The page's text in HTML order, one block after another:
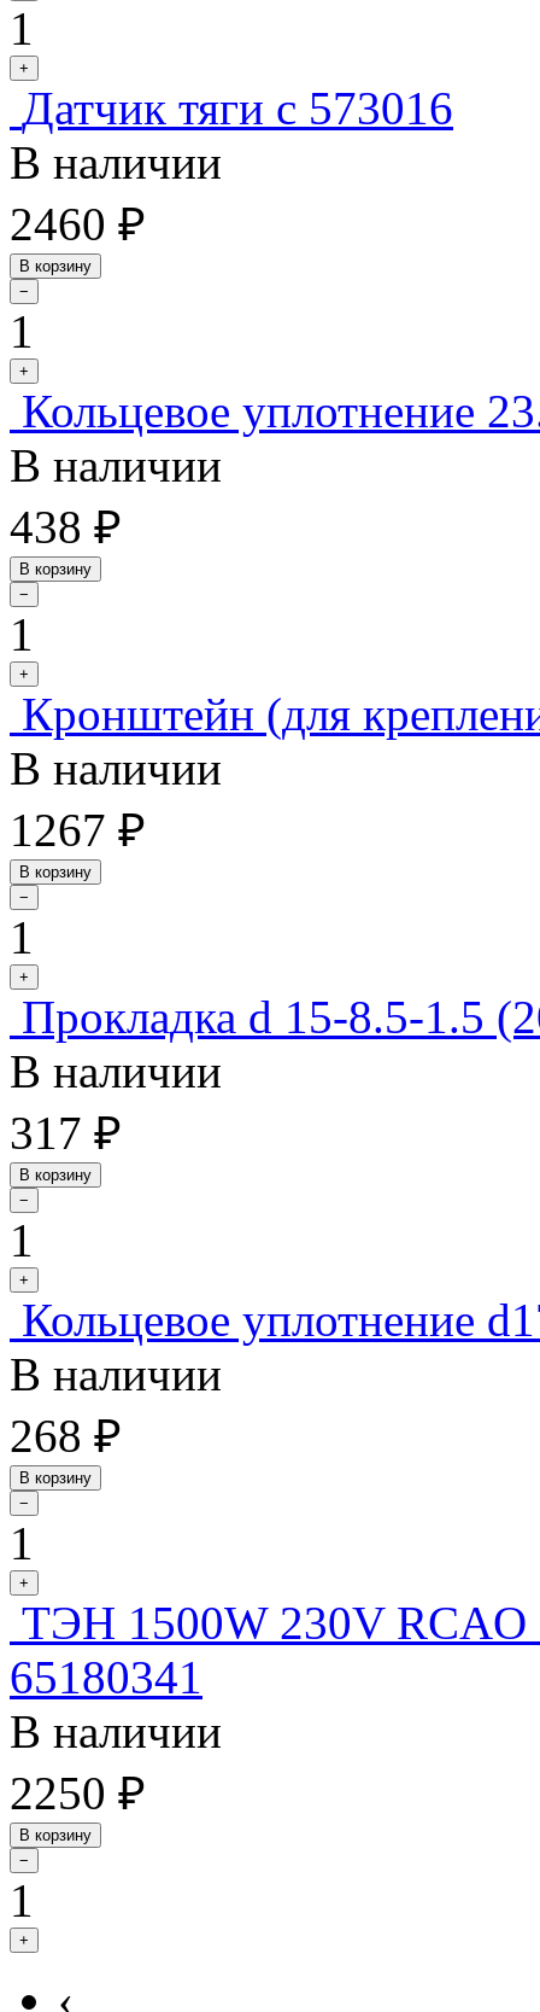
1
+
Датчик тяги с 573016
В наличии
2460 ₽
В корзину
−
1
+
Кольцевое уплотнение
В наличии
438 ₽
В корзину
−
1
+
Кронштейн (для
В наличии
1267 ₽
В корзину
−
1
+
Прокладка d 15-8.5-1.5
В наличии
317 ₽
В корзину
−
1
+
Кольцевое уплотнение
В наличии
268 ₽
В корзину
−
1
+
ТЭН 1500W 230V
65180341
В наличии
2250 ₽
В корзину
−
1
+
‹